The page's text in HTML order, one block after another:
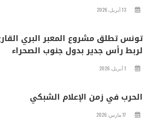
13 أبريل، 2026
تونس تطلق مشروع المعبر البري
لربط رأس جدير بدول جنوب الصحراء
1 أبريل، 2026
الحرب في زمن الإعلام الشبكي
17 مارس، 2026